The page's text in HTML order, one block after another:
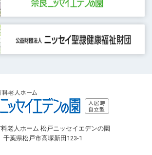
老人ホーム 松戸ニッセイエデンの園
千葉県松戸市高塚新田123-1